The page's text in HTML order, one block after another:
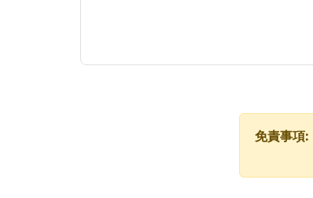
免責事項: